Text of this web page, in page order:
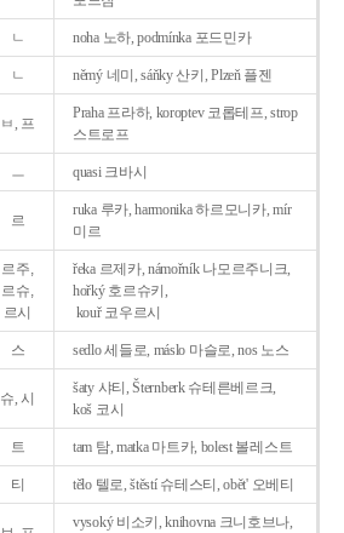
ㄴ noha 노하, podmínka 포드민카
ㄴ němý 네미, sáňky 산키, Plzeň 플젠
ㅂ, 프
Praha 프라하, koroptev 코롭테프, strop
스트로프
ㅡ quasi 크바시
르
ruka 루카, harmonika 하르모니카, mír
미르
르주,
르슈,
르시
řeka 르제카, námořník 나모르주니크,
hořký 호르슈키,
kouř 코우르시
스 sedlo 세들로, máslo 마슬로, nos 노스
슈, 시
šaty 샤티, Šternberk 슈테른베르크,
koš 코시
트 tam 탐, matka 마트카, bolest 볼레스트
티 tělo 텔로, štěstí 슈테스티, obět' 오베티
vysoký 비소키, knihovna 크니호브나,